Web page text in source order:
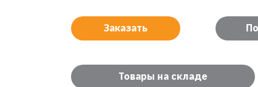
Заказать
Товары на складе